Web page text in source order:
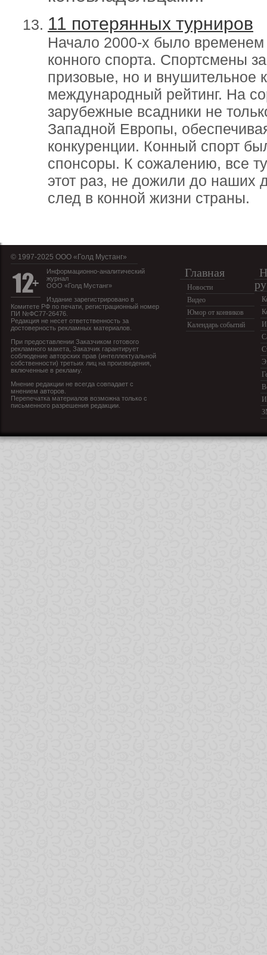
11 потерянных турниров
Начало 2000‑х было
конного спорта. Спортсмены
призовые, но и внушительное
международный рейтинг. На
зарубежные всадники не
Западной Европы,
конкуренции. Конный спорт
спонсоры. К сожалению, все
этот раз, не дожили до наших
след в конной жизни страны.
© 1997-2025 OOO «Голд Мустанг»
Информационно-аналитический
журнал
ООО «Голд Мустанг»
Издание зарегистрировано в
Комитете РФ по печати, регистрационный номер
ПИ №ФС77-26476.
Редакция не несет ответственность за
достоверность рекламных материалов.
При предоставлении Заказчиком готового
рекламного макета, Заказчик гарантирует
соблюдение авторских прав (интеллектуальной
собственности) третьих лиц на произведения,
включенные в рекламу.
Мнение редакции не всегда совпадает с
мнением авторов.
Перепечатка материалов возможна только с
письменного разрешения редакции.
Главная
Новости
Видео
Юмор от конников
Календарь событий